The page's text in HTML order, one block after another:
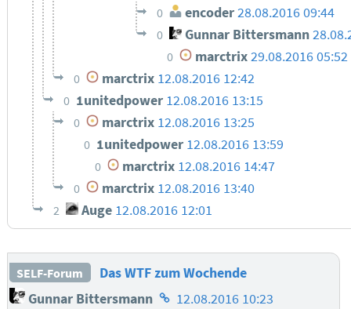
0 encoder 28.08.2016 09:44
0 Gunnar Bittersmann
0 marctrix29.08.2016 05:52
0 marctrix 12.08.2016 12:42
0 1unitedpower 12.08.2016 13:15
0 marctrix 12.08.2016 13:25
0 1unitedpower 12.08.2016 13:59
0 marctrix 12.08.2016 14:47
0 marctrix 12.08.2016 13:40
2 Auge 12.08.2016 12:01
SELF-Forum
Das WTF zum Wochende
Gunnar Bittersmann Homepage
12.08.2016 10:23